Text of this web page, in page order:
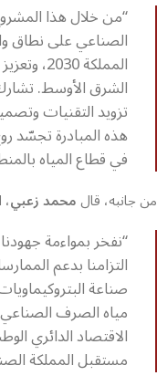
“من خلال هذا
الصناعي على نطاق
المملكة
الشرق الأوسط.
تزويد التقنيات
في قطاع المياه
من جانبه، قالمحمد زعبي
التزامنا بدعم
صناعة
مياه الصرف الصناعي
الاقتصاد الدائري
مستقبل المملكة